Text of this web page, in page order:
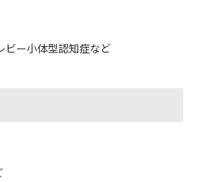
ビー小体型認知症など